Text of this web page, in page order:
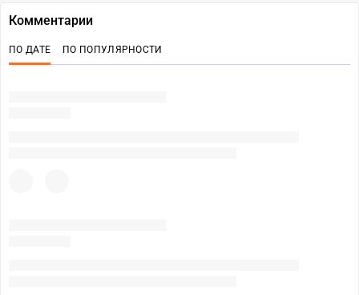
Комментарии
ПО ДАТЕ ПО ПОПУЛЯРНОСТИ